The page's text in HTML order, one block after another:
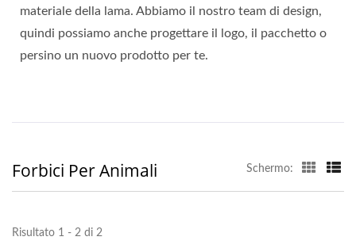
materiale della lama. Abbiamo il nostro team di design,
quindi possiamo anche progettare il logo, il pacchetto o
persino un nuovo prodotto per te.
Forbici Per Animali Schermo:
Risultato 1 - 2 di 2